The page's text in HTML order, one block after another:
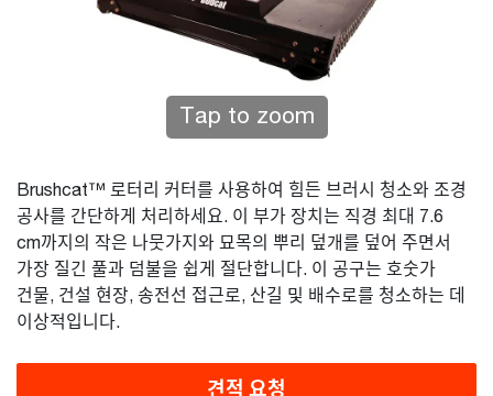
Tap to zoom
Brushcat™ 로터리 커터를 사용하여 힘든 브러시 청소와 조경
공사를 간단하게 처리하세요. 이 부가 장치는 직경 최대 7.6
cm까지의 작은 나뭇가지와 묘목의 뿌리 덮개를 덮어 주면서
가장 질긴 풀과 덤불을 쉽게 절단합니다. 이 공구는 호숫가
건물, 건설 현장, 송전선 접근로, 산길 및 배수로를 청소하는 데
이상적입니다.
견적 요청